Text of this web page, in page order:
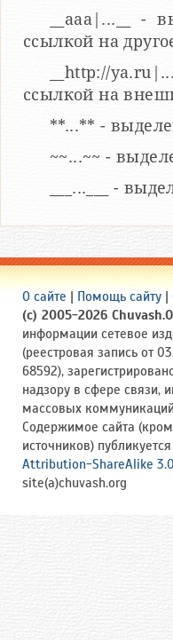
__aaa|...__ -
ссылкой на
__http://
ссылкой на
**...** -
~~...~~ -
___...___ -
О сайте Помощь сайту
(c) 2005-2026
информации сетевое
(реестровая запись от
68592),
надзору в сфере связи,
массовых
Содержимое сайта
источников)
Attribution-ShareAlike 3.0
site(a)chuvash.org